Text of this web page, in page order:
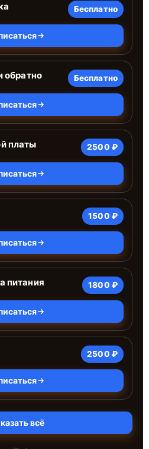
Бесплатно
обратно Бесплатно
платы 2500 ₽
1500 ₽
питания 1800 ₽
2500 ₽
всё